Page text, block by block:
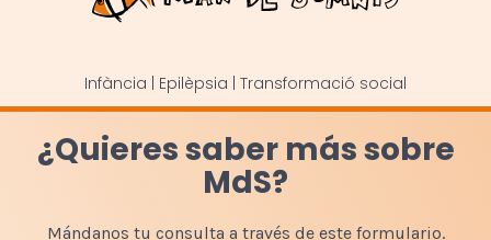
Infància | Epilèpsia | Transformació social
¿Quieres saber más sobre
MdS?
Mándanos tu consulta a través de este formulario.